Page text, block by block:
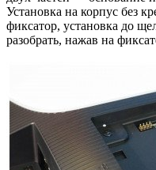
Установка на корпус без
фиксатор, установка до
разобрать, нажав на